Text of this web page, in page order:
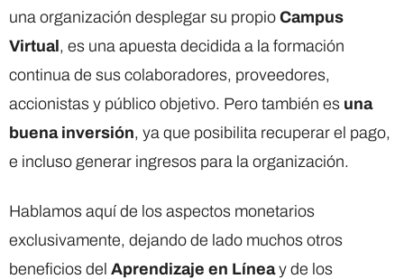
una organización desplegar su propio Campus
Virtual, es una apuesta decidida a la formación
continua de sus colaboradores, proveedores,
accionistas y público objetivo. Pero también es una
buena inversión, ya que posibilita recuperar el pago,
e incluso generar ingresos para la organización.
Hablamos aquí de los aspectos monetarios
exclusivamente, dejando de lado muchos otros
beneficios del Aprendizaje en Líneay de los